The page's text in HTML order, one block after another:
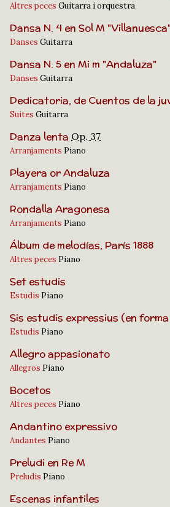
Altres peces Guitarra i orquestra
Dansa N. 4 en Sol M
Danses Guitarra
Dansa N. 5 en Mi m "Andaluza"
Danses Guitarra
Dedicatoria, de Cuentos de la
Suites Guitarra
Danza lenta Op. 37
Arranjaments Piano
Playera or Andaluza
Arranjaments Piano
Rondalla Aragonesa
Arranjaments Piano
Álbum de melodías, París 1888
Altres peces Piano
Set estudis
Estudis Piano
Sis estudis expressius (en
Estudis Piano
Allegro appasionato
Allegros Piano
Bocetos
Altres peces Piano
Andantino expressivo
Andantes Piano
Preludi en Re M
Preludis Piano
Escenas infantiles